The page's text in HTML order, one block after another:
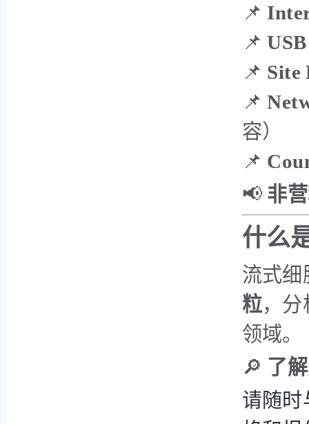
📌
📌
📌 Site
📌
容）
📌
📢 非
什么
流式细
粒，分
领域。
🔎 了
请随时